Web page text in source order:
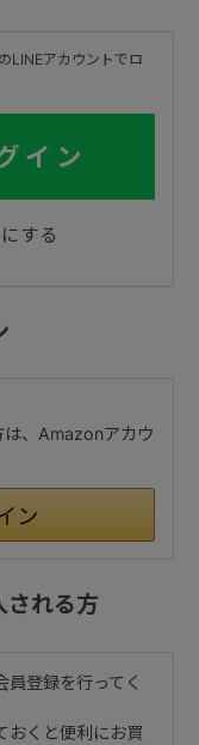
LINEアカウントでロ
イン
する
、Amazonアカウ
される方
登録を行ってく
おくと便利にお買